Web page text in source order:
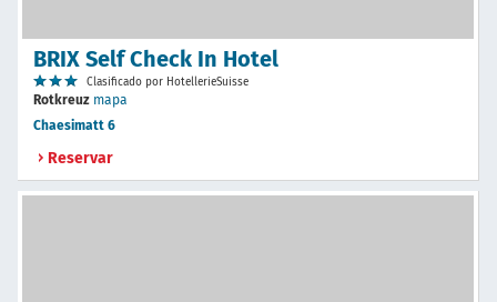
BRIX Self Check In Hotel
Clasificado por HotellerieSuisse
Rotkreuz mapa
Chaesimatt 6
Reservar